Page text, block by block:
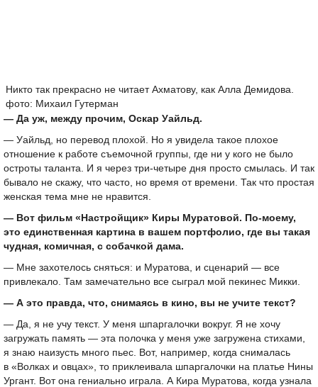
Никто так прекрасно не читает Ахматову, как Алла Демидова.
фото: Михаил Гутерман
— Да уж, между прочим, Оскар Уайльд.
— Уайльд, но перевод плохой. Но я увидела такое плохое
отношение к работе съемочной группы, где ни у кого не было
остроты таланта. И я через три-четыре дня просто смылась. И так
бывало не скажу, что часто, но время от времени. Так что простая
женская тема мне не нравится.
— Вот фильм «Настройщик» Киры Муратовой. По-моему,
это единственная картина в вашем портфолио, где вы такая
чудная, комичная, с собачкой дама.
— Мне захотелось сняться: и Муратова, и сценарий — все
привлекало. Там замечательно все сыграл мой пекинес Микки.
— А это правда, что, снимаясь в кино, вы не учите текст?
— Да, я не учу текст. У меня шпаргалочки вокруг. Я не хочу
загружать память — эта полочка у меня уже загружена стихами,
я знаю наизусть много пьес. Вот, например, когда снималась
в «Волках и овцах», то приклеивала шпаргалочки на платье Нины
Ургант. Вот она гениально играла. А Кира Муратова, когда узнала